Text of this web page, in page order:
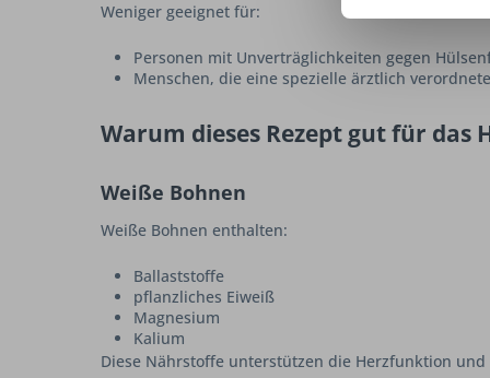
Weniger geeignet für:
Personen mit Unverträglichkeiten gegen
Menschen, die eine spezielle ärztlich
Warum dieses Rezept gut für das
Weiße Bohnen
Weiße Bohnen enthalten:
Ballaststoffe
pflanzliches Eiweiß
Magnesium
Kalium
Diese Nährstoffe unterstützen die Herzfunktion